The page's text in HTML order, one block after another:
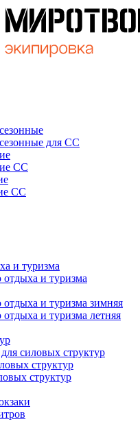
для СС
СС
СС
и туризма
и туризма
и туризма зимняя
и туризма летняя
силовых структур
структур
структур